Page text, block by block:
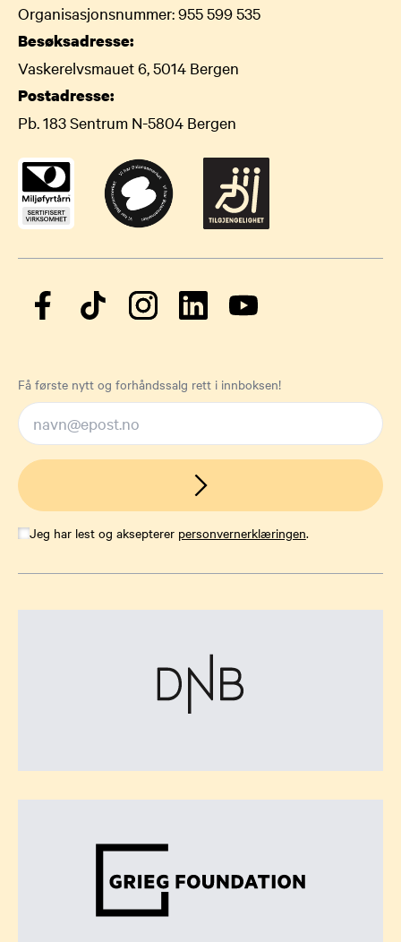
Organisasjonsnummer: 955 599 535
Besøksadresse:
Vaskerelvsmauet 6, 5014 Bergen
Postadresse:
Pb. 183 Sentrum N-5804 Bergen
Få første nytt og forhåndssalg rett i innboksen!
Jeg har lest og aksepterer personvernerklæringen.